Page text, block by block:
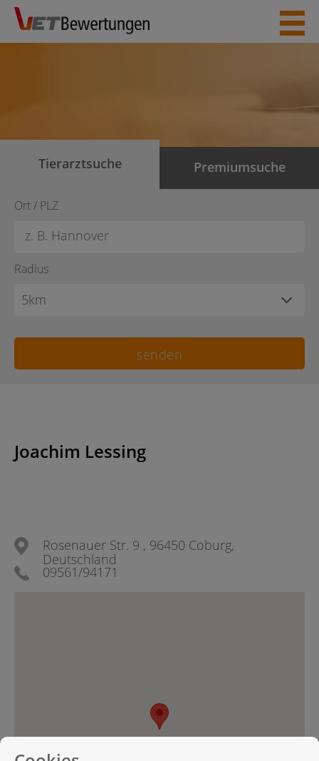
Skip
content
Tierarztsuche Premiumsuche
Ort / PLZ
Radius
Joachim Lessing
Rosenauer Str. 9 , 96450 Coburg,
Deutschland
09561/94171